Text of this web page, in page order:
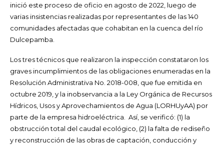
inició este proceso de oficio en agosto de 2022, luego de
varias insistencias realizadas por representantes de las 140
comunidades afectadas que cohabitan en la cuenca del río
Dulcepamba.
Los tres técnicos que realizaron la inspección constataron los
graves incumplimientos de las obligaciones enumeradas en la
Resolución Administrativa No. 2018-008, que fue emitida en
octubre 2019, y la inobservancia a la Ley Orgánica de Recursos
Hídricos, Usos y Aprovechamientos de Agua (LORHUyAA) por
parte de la empresa hidroeléctrica. Así, se verificó: (1) la
obstrucción total del caudal ecológico, (2) la falta de rediseño
y reconstrucción de las obras de captación, conducción y